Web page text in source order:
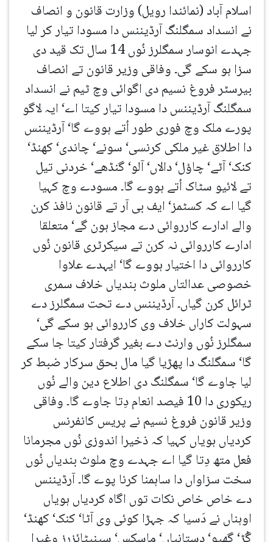
اسلام آباد (نمائندا رویل) وزارت قانون و انصاف
نے انسداد سمگلنگ آرڈیننس دا مسودا تیار کر لیا
جہدے انوسار سمگلرز نُوں 14 سال تک قید دی
سزا ہو سکے گی۔ وفاقی وزیر قانون تے انصاف
بیرسٹر فروغ نسیم دی اگوائی وچ ٹیم نے انسداد
سمگلنگ آرڈیننس دا مسودا تیار کیتا اے‘ ایہ لاگو
پورے ملک وچ فوری طور اُتے ہووے گا‘ آرڈیننس
دا اطلاق غیر ملکی کرنسی‘ سونے‘ چاندی‘ کھنڈ‘
کنک‘ آٹے‘ چاؤل‘ دالاں‘ آلو‘ گنڈھے‘ خردنی تیل
تے لائیو سٹاک اُتے ہووے گا۔ مسودے وچ کہیا
گیا اے کہ کسٹمز‘ ایف بی آر تے قانون نافذ کرن
والے ادارے کارروائی دے مجاز ہون گے‘ متعلقا
ادارے کارروائی نہ کرن تے سیکرٹری قانون نُوں
کارروائی دا اختیار ہووے گا‘ ایہدے علاوا
خصوصی عدالتاں ملوث بندیاں خلاف سمری
ٹرائل کرن گیاں۔ آرڈیننس دے تحت سمگلرز دے
سہولت کاراں خلاف وی کارروائی ہو سکے گی‘
سمگلرز نُوں وارنٹ دے بغیر گرفتار کیتا جا سکے
گا‘ سمگلنگ دا پھڑیا گیا مال بحق سرکار ضبط کر
لیا جاوے گا‘ سمگلنگ دی اطلاع دین والے نُوں
ریکوری دا 10 فیصد انعام دِتا جاوے گا۔ وفاقی
وزیر قانون فروغ نسیم نے پریس کانفرنس
کردیاں ہویاں کہیا کہ ذخیرا اندوزی نُوں مجرمانا
فعل متھ دِتا گیا اے جہدے وچ ملوث بندیاں نُوں
سخت سزاواں دا ساہمنا کرنا پوے گا۔ آرڈیننس
دے خاص خاص نکات توں اگاہ کردیاں ہویاں
اوہناں نے دَسیا کہ جہڑا کوئی وی آٹا‘ کنک‘ کھنڈ‘